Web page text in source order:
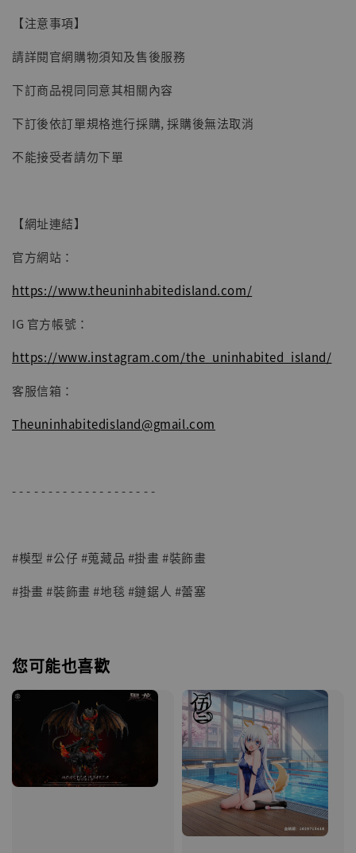
【注意事項】
請詳閱官網購物須知及售後服務
下訂商品視同同意其相關內容
下訂後依訂單規格進行採購, 採購後無法取消
不能接受者請勿下單
【網址連結】
官方網站：
https://www.theuninhabitedisland.com/
IG 官方帳號：
https://www.instagram.com/the_uninhabited_island/
客服信箱：
Theuninhabitedisland@gmail.com
- - - - - - - - - - - - - - - - - - - -
#模型 #公仔 #蒐藏品 #掛畫 #裝飾畫
#掛畫 #裝飾畫 #地毯 #鏈鋸人 #蕾塞
您可能也喜歡